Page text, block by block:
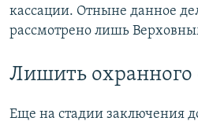
кассации. Отныне данное
рассмотрено лишь
Лишить охранного
Еще на стадии заключения